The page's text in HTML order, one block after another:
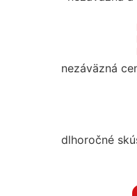
nezáväzná
dlhoročné